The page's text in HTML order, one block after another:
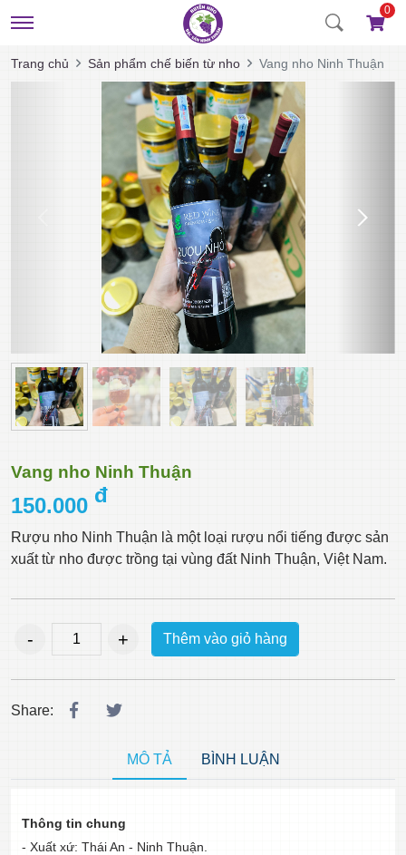
0
Trang chủ Sản phẩm chế biến từ nho Vang nho Ninh Thuận
Vang nho Ninh Thuận
150.000 đ
Rượu nho Ninh Thuận là một loại rượu nổi tiếng được sản
xuất từ nho được trồng tại vùng đất Ninh Thuận, Việt Nam.
Thêm vào giỏ hàng
Share:
MÔ TẢ BÌNH LUẬN
Thông tin chung
- Xuất xứ: Thái An - Ninh Thuận.